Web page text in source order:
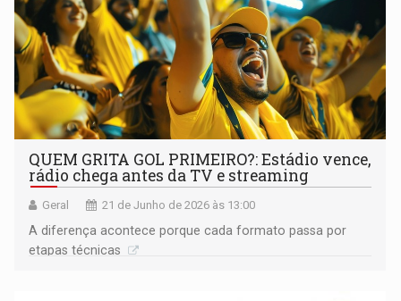
QUEM GRITA GOL PRIMEIRO?: Estádio vence,
rádio chega antes da TV e streaming
Geral 21 de Junho de 2026 às 13:00
A diferença acontece porque cada formato passa por
etapas técnicas